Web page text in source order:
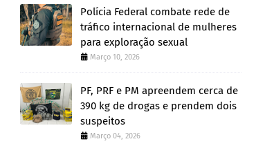
Polícia Federal combate rede de
tráfico internacional de mulheres
para exploração sexual
Março 10, 2026
PF, PRF e PM apreendem cerca de
390 kg de drogas e prendem dois
suspeitos
Março 04, 2026